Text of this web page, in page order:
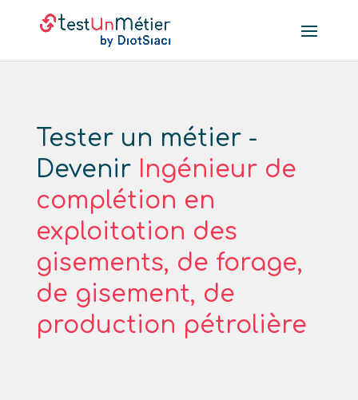
Tester un métier -
Devenir Ingénieur de
complétion en
exploitation des
gisements, de forage,
de gisement, de
production pétrolière